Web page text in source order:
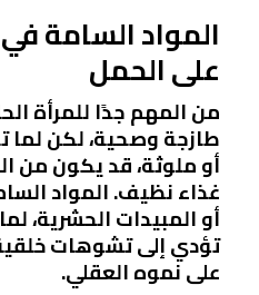
المواد السامة
على الحمل
من المهم جدًا للمرأة
طازجة وصحية، لكن لما
أو ملوثة، قد يكون من
غذاء نظيف. المواد
أو المبيدات الحشرية،
تؤدي إلى تشوهات خلقية
على نموه العقلي.